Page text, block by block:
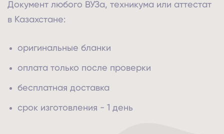
Документ любого ВУЗа, техникума или аттестат
в Казахстане:
оригинальные бланки
оплата только после проверки
бесплатная доставка
срок изготовления - 1 день